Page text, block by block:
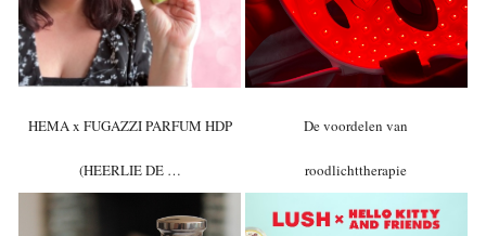
HEMA x FUGAZZI PARFUM HDP
(HEERLIE DE …
De voordelen van
roodlichttherapie